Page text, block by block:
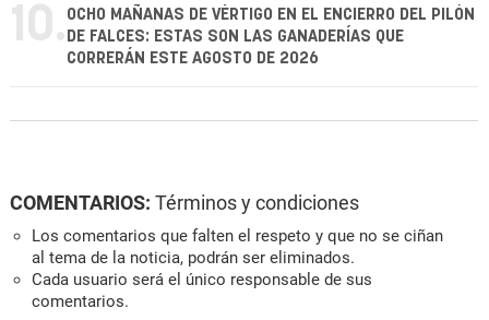
10. OCHO MAÑANAS DE VÉRTIGO EN EL ENCIERRO DEL PILÓN
DE FALCES: ESTAS SON LAS GANADERÍAS QUE
CORRERÁN ESTE AGOSTO DE 2026
COMENTARIOS: Términos y condiciones
Los comentarios que falten el respeto y que no se ciñan
al tema de la noticia, podrán ser eliminados.
Cada usuario será el único responsable de sus
comentarios.